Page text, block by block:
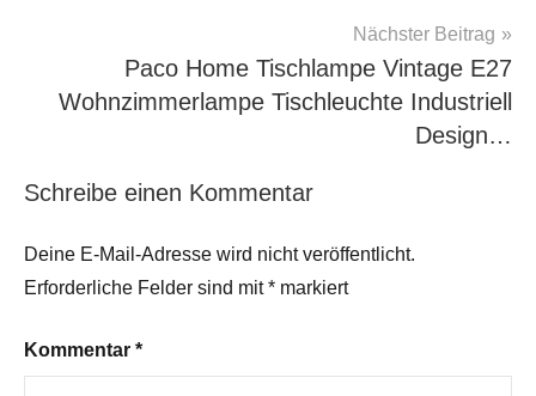
Nächster Beitrag
Paco Home Tischlampe Vintage E27
Wohnzimmerlampe Tischleuchte Industriell
Design…
Schreibe einen Kommentar
Deine E-Mail-Adresse wird nicht veröffentlicht.
Erforderliche Felder sind mit* markiert
Kommentar *